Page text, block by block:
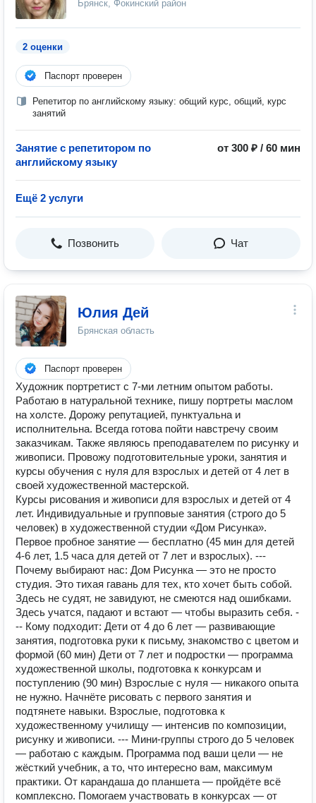
Брянск, Фокинский район
2 оценки
Паспорт проверен
Репетитор по английскому языку: общий курс, общий, курс
занятий
Занятие с репетитором по
английскому языку
от 300 ₽ / 60 мин
Ещё 2 услуги
Позвонить Чат
Юлия Дей
Брянская область
Паспорт проверен
Художник портретист с 7-ми летним опытом работы.
Работаю в натуральной технике, пишу портреты маслом
на холсте. Дорожу репутацией, пунктуальна и
исполнительна. Всегда готова пойти навстречу своим
заказчикам. Также являюсь преподавателем по рисунку и
живописи. Провожу подготовительные уроки, занятия и
курсы обучения с нуля для взрослых и детей от 4 лет в
своей художественной мастерской.
Курсы рисования и живописи для взрослых и детей от 4
лет. Индивидуальные и групповые занятия (строго до 5
человек) в художественной студии «Дом Рисунка».
Первое пробное занятие — бесплатно (45 мин для детей
4-6 лет, 1.5 часа для детей от 7 лет и взрослых). ---
Почему выбирают нас: Дом Рисунка — это не просто
студия. Это тихая гавань для тех, кто хочет быть собой.
Здесь не судят, не завидуют, не смеются над ошибками.
Здесь учатся, падают и встают — чтобы выразить себя. -
-- Кому подходит: Дети от 4 до 6 лет — развивающие
занятия, подготовка руки к письму, знакомство с цветом и
формой (60 мин) Дети от 7 лет и подростки — программа
художественной школы, подготовка к конкурсам и
поступлению (90 мин) Взрослые с нуля — никакого опыта
не нужно. Начнёте рисовать с первого занятия и
подтянете навыки. Взрослые, подготовка к
художественному училищу — интенсив по композиции,
рисунку и живописи. --- Мини-группы строго до 5 человек
— работаю с каждым. Программа под ваши цели — не
жёсткий учебник, а то, что интересно вам, максимум
практики. От карандаша до планшета — пройдёте всё
комплексно. Помогаем участвовать в конкурсах — от